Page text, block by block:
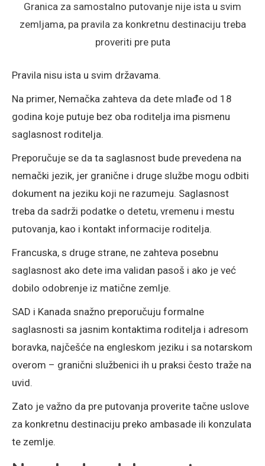
Granica za samostalno putovanje nije ista u svim
zemljama, pa pravila za konkretnu destinaciju treba
proveriti pre puta
Pravila nisu ista u svim državama.
Na primer, Nemačka zahteva da dete mlađe od 18
godina koje putuje bez oba roditelja ima pismenu
saglasnost roditelja.
Preporučuje se da ta saglasnost bude prevedena na
nemački jezik, jer granične i druge službe mogu odbiti
dokument na jeziku koji ne razumeju. Saglasnost
treba da sadrži podatke o detetu, vremenu i mestu
putovanja, kao i kontakt informacije roditelja.
Francuska, s druge strane, ne zahteva posebnu
saglasnost ako dete ima validan pasoš i ako je već
dobilo odobrenje iz matične zemlje.
SAD i Kanada snažno preporučuju formalne
saglasnosti sa jasnim kontaktima roditelja i adresom
boravka, najčešće na engleskom jeziku i sa notarskom
overom – granični službenici ih u praksi često traže na
uvid.
Zato je važno da pre putovanja proverite tačne uslove
za konkretnu destinaciju preko ambasade ili konzulata
te zemlje.